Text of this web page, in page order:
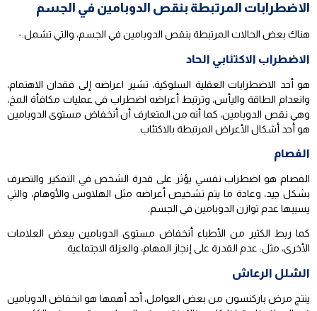
الاضطرابات المرتبطة بنقص الدوبامين في الجسم
هناك بعض الحالات المرتبطة بنقص الدوبامين في الجسم، والتي تشمل:-
الاضطراب الاكتئابي الحاد
هو أحد الاضطرابات العقلية السلوكية، تشير اعراضه إلى فقدان الاهتمام،
وانعدام الطاقة واليأس، وترتبط أعراضه اضطراب في عمليات مكافأة المخ،
وهي نقص الدوبامين، كما أنه من المتعارف أن أنخفاض مستوى الدوبامين
هو أحد أشكال الأعراض المرتبطة بالاكتئاب.
الفصام
الفصام هو اضطراب نفسي يؤثر على قدرة الشخص في التفكير والتصرف
بشكل جيد، وعادة ما يتم تشخيص أعراضه مثل الهلاوس والأوهام، والتي
يسببها عدم توازن الدوبامين في الجسم.
كما ربط الكثير من الأطباء أنخفاض مستوى الدوبامين ببعض العلامات
الأخرى، مثل: عدم القدرة على إنجاز المهام، والعزلة الاجتماعية.
الشلل الرعاش
ينتج مرض باركنسون من بعض العوامل، أحد أهمها هو انخفاض الدوبامين